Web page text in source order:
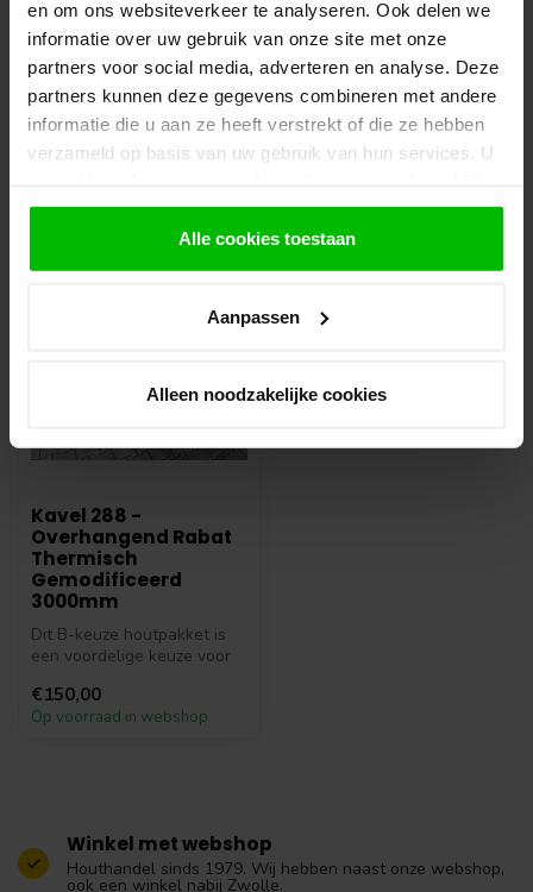
en om ons websiteverkeer te analyseren. Ook delen we
informatie over uw gebruik van onze site met onze
partners voor social media, adverteren en analyse. Deze
partners kunnen deze gegevens combineren met andere
informatie die u aan ze heeft verstrekt of die ze hebben
verzameld op basis van uw gebruik van hun services. U
gebruiken.
Alle cookies toestaan
Aanpassen
Alleen noodzakelijke cookies
bestelling gereed staat om af te halen. Wij
leggen bestellingen klaar en bestellen
eventueel artikelen die niet voorradig zijn bij
onze leverancier. Dit doen wij alleen wanneer
uw bestelling vooraf per iDeal voldaan is.
Recent bekeken
Kavel 288 -
Overhangend Rabat
Thermisch
Gemodificeerd
3000mm
Dit B-keuze houtpakket is
een voordelige keuze voor
z...
€150,00
Op voorraad in webshop
Winkel met webshop
Houthandel sinds 1979. Wij hebben naast onze webshop,
ook een winkel nabij Zwolle.